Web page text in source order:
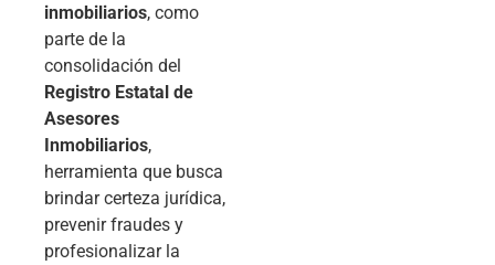
inmobiliarios, como
parte de la
consolidación del
Registro Estatal de
Asesores
Inmobiliarios,
herramienta que busca
brindar certeza jurídica,
prevenir fraudes y
profesionalizar la